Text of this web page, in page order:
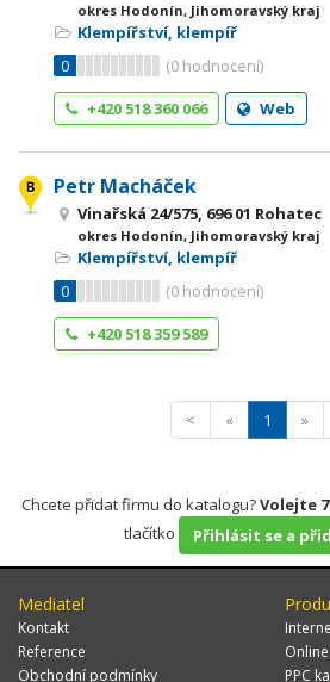
okres Hodonín, Jihomoravský kraj
Klempířství, klempíř
0
(0 hodnocení)
+420 518 360 066
Web
Petr Macháček
Vinařská 24/575, 696 01 Rohatec
okres Hodonín, Jihomoravský kraj
Klempířství, klempíř
0
(0 hodnocení)
+420 518 359 589
< « 1 »
Chcete přidat firmu do katalogu?Volejte
tlačítko
Přihlásit se a
Mediatel
Kontakt
Reference
Obchodní podmínky
PPC